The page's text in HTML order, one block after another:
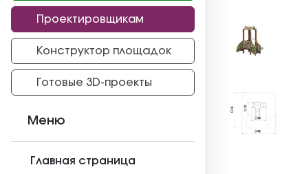
Проектировщикам
Конструктор площадок
Готовые 3D-проекты
Меню
Главная страница